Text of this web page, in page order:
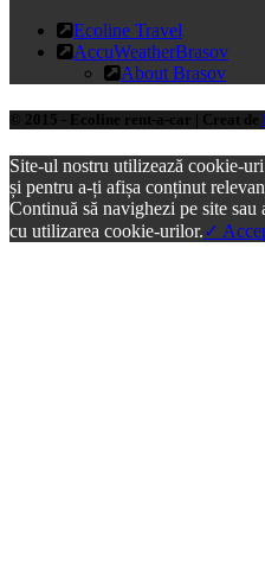
Ecoline Travel
AccuWeatherBrasov
About Brasov
© 2015 - Ecoline rent-a-car | Creat de
Site-ul nostru utilizează cookie-
și pentru a-ți afișa conținut
Continuă să navighezi pe site sau
cu utilizarea cookie-urilor.✓